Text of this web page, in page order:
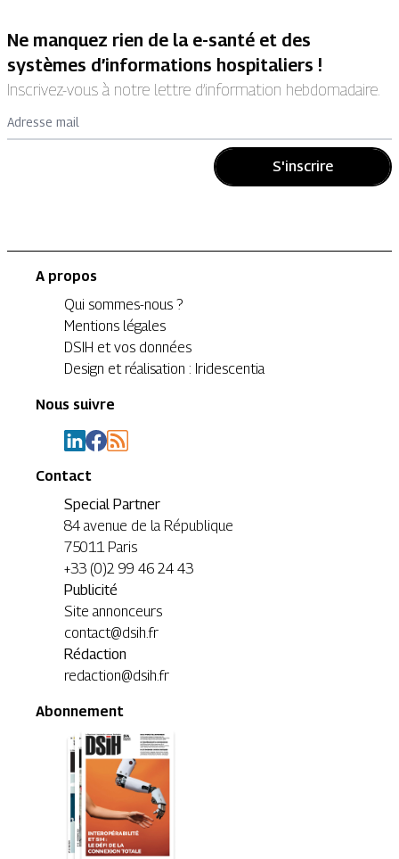
Ne manquez rien de la e-santé et des
systèmes d’informations hospitaliers !
Inscrivez-vous à notre lettre d’information hebdomadaire.
Adresse mail
S'inscrire
A propos
Qui sommes-nous ?
Mentions légales
DSIH et vos données
Design et réalisation : Iridescentia
Nous suivre
Contact
Special Partner
84 avenue de la République
75011 Paris
+33 (0)2 99 46 24 43
Publicité
Site annonceurs
contact@dsih.fr
Rédaction
redaction@dsih.fr
Abonnement